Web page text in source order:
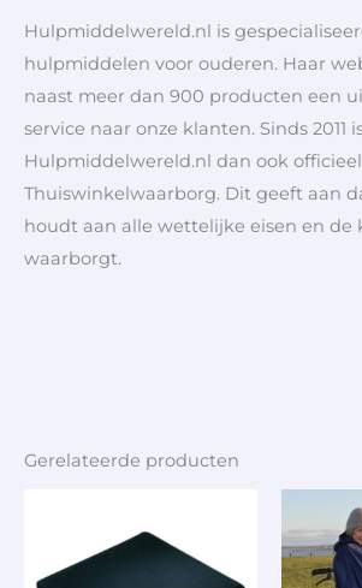
Hulpmiddelwereld.nl is
hulpmiddelen voor ouderen. Haar
naast meer dan 900 producten een
service naar onze klanten. Sinds 2011
Hulpmiddelwereld.nl dan ook
Thuiswinkelwaarborg. Dit geeft aan
houdt aan alle wettelijke eisen en de
waarborgt.
Gerelateerde producten